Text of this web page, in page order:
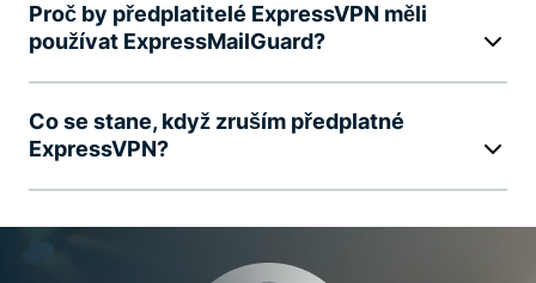
Proč by předplatitelé ExpressVPN měli
používat ExpressMailGuard?
Co se stane, když zruším předplatné
ExpressVPN?